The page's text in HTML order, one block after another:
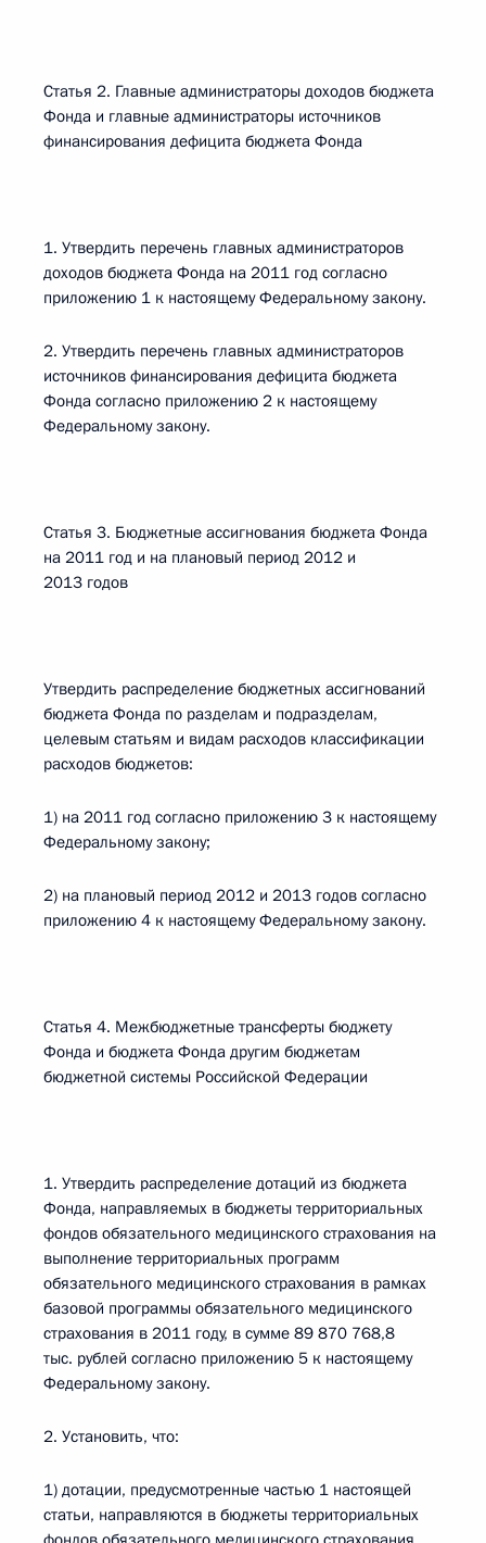
Статья 2. Главные администраторы доходов бюджета
Фонда и главные администраторы источников
финансирования дефицита бюджета Фонда
1. Утвердить перечень главных администраторов
доходов бюджета Фонда на 2011 год согласно
приложению 1 к настоящему Федеральному закону.
2. Утвердить перечень главных администраторов
источников финансирования дефицита бюджета
Фонда согласно приложению 2 к настоящему
Федеральному закону.
Статья 3. Бюджетные ассигнования бюджета Фонда
на 2011 год и на плановый период 2012 и
2013 годов
Утвердить распределение бюджетных ассигнований
бюджета Фонда по разделам и подразделам,
целевым статьям и видам расходов классификации
расходов бюджетов:
1) на 2011 год согласно приложению 3 к настоящему
Федеральному закону;
2) на плановый период 2012 и 2013 годов согласно
приложению 4 к настоящему Федеральному закону.
Статья 4. Межбюджетные трансферты бюджету
Фонда и бюджета Фонда другим бюджетам
бюджетной системы Российской Федерации
1. Утвердить распределение дотаций из бюджета
Фонда, направляемых в бюджеты территориальных
фондов обязательного медицинского страхования на
выполнение территориальных программ
обязательного медицинского страхования в рамках
базовой программы обязательного медицинского
страхования в 2011 году, в сумме 89 870 768,8
тыс. рублей согласно приложению 5 к настоящему
Федеральному закону.
2. Установить, что:
1) дотации, предусмотренные частью 1 настоящей
статьи, направляются в бюджеты территориальных